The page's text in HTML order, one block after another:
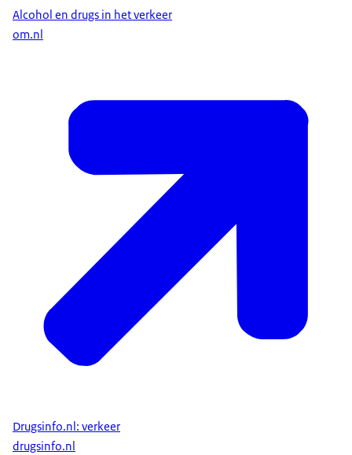
Alcohol en drugs in het verkeer
om.nl
Drugsinfo.nl: verkeer
drugsinfo.nl